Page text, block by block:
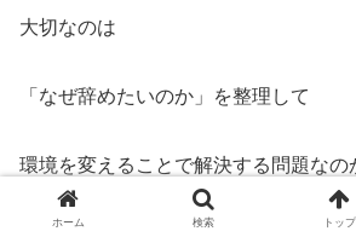
大切なのは
「なぜ辞めたいのか」を整理して
環境を変えることで解決する問題なの
ホーム 検索 トップ